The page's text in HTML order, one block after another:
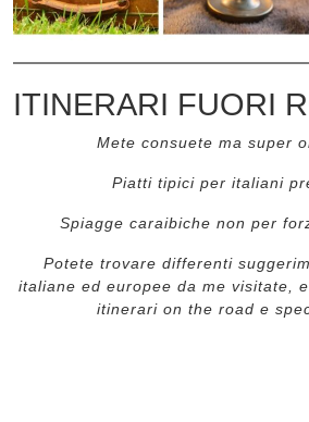
ITINERARI FUORI
Mete consuete ma super
Piatti tipici per italiani
Spiagge caraibiche non per
Potete trovare differenti
italiane ed europee da me visitate,
itinerari on the road e